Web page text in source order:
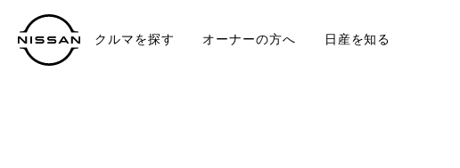
クルマを探す オーナーの方へ 日産を知る